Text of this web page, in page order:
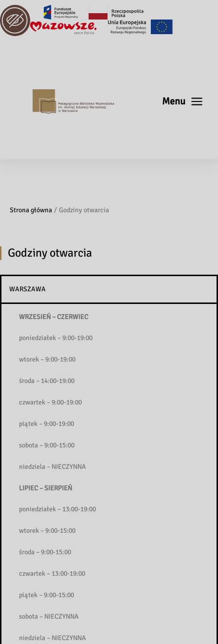
Menu
Strona główna Godziny otwarcia
Godziny otwarcia
WARSZAWA
WRZESIEŃ – CZERWIEC
poniedziałek – 9:00-19:00
wtorek – 9:00-19:00
środa – 14:00-19:00
czwartek – 9:00-19:00
piątek – 9:00-19:00
sobota – 9:00-15:00
niedziela – NIECZYNNA
LIPIEC – SIERPIEŃ
poniedziałek – 13:00-19:00
wtorek – 9:00-15:00
środa – 9:00-15:00
czwartek – 13:00-19:00
piątek – 9:00-15:00
sobota – NIECZYNNA
niedziela – NIECZYNNA